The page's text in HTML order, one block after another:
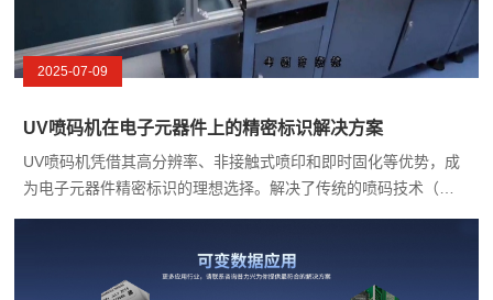
2025-07-09
UV喷码机在电子元器件上的精密标识解决方案
UV喷码机凭借其高分辨率、非接触式喷印和即时固化等优势，成
为电子元器件精密标识的理想选择。解决了传统的喷码技术（如
油墨喷码、激光打标）可能面临附着力不足、热损伤或精度不够